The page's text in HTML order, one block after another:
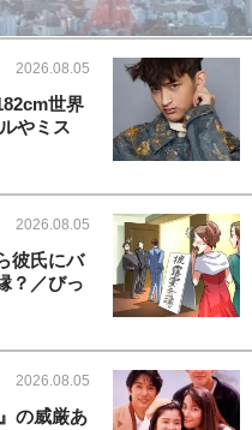
2026.08.05
世界
やミス
2026.08.05
彼氏にバ
？／びっ
2026.08.05
の威厳あ